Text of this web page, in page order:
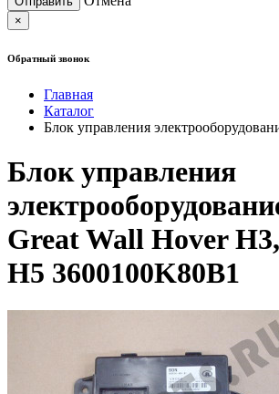
×
Обратный звонок
Главная
Каталог
Блок управления
Блок управления
Great Wall Hover
H5 3600100K80B1